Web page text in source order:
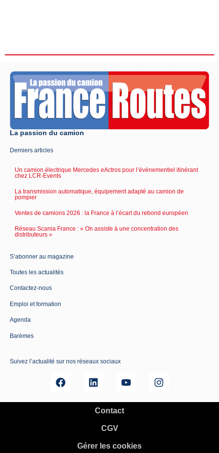
La passion du camion
Derniers articles
Un camion électrique Mercedes eActros pour l’événementiel itinérant
chez LCR-Events
La transmission automatique, équipement adapté au camion de
pompier
Ventes de camions 2026 : la France à l’écart du rebond européen
Réseau Scania France : « On assiste à une concentration des
distributeurs »
S’abonner au magazine
Toutes les actualités
Contactez-nous
Emploi et formation
Agenda
Barèmes
Suivez l’actualité sur nos réseaux sociaux
Contact
CGV
Gérer les cookies